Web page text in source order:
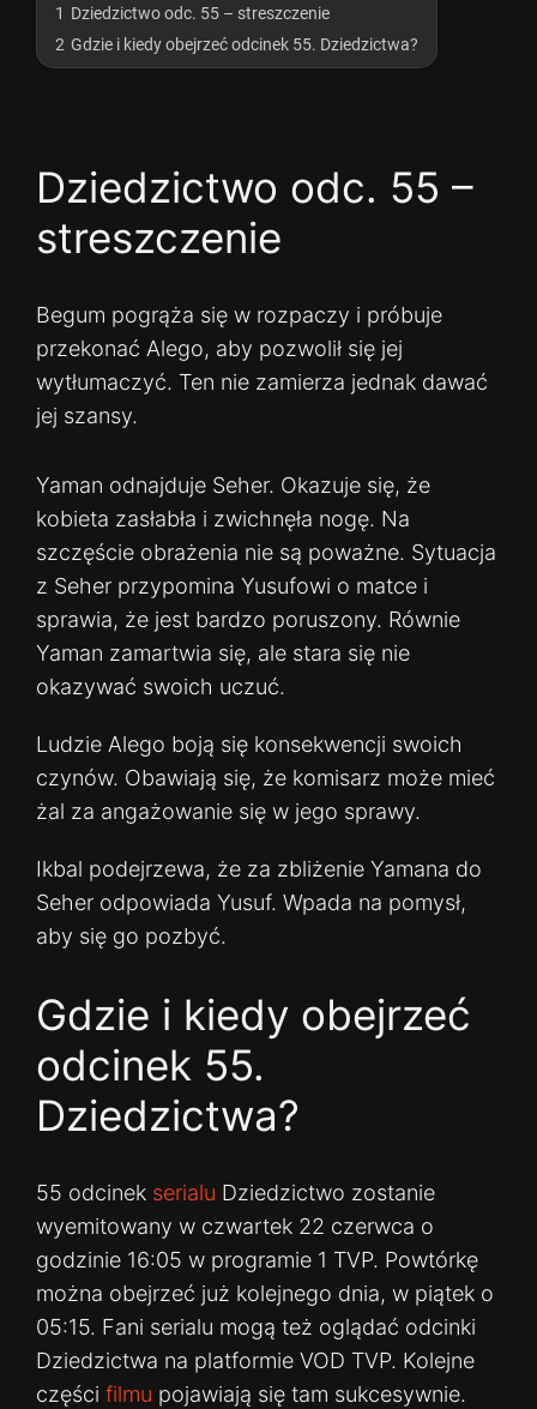
1 Dziedzictwo odc. 55 – streszczenie
2 Gdzie i kiedy obejrzeć odcinek 55. Dziedzictwa?
Dziedzictwo odc. 55 –
streszczenie
Begum pogrąża się w rozpaczy i próbuje
przekonać Alego, aby pozwolił się jej
wytłumaczyć. Ten nie zamierza jednak dawać
jej szansy.
Yaman odnajduje Seher. Okazuje się, że
kobieta zasłabła i zwichnęła nogę. Na
szczęście obrażenia nie są poważne. Sytuacja
z Seher przypomina Yusufowi o matce i
sprawia, że jest bardzo poruszony. Równie
Yaman zamartwia się, ale stara się nie
okazywać swoich uczuć.
Ludzie Alego boją się konsekwencji swoich
czynów. Obawiają się, że komisarz może mieć
żal za angażowanie się w jego sprawy.
Ikbal podejrzewa, że za zbliżenie Yamana do
Seher odpowiada Yusuf. Wpada na pomysł,
aby się go pozbyć.
Gdzie i kiedy obejrzeć
odcinek 55.
Dziedzictwa?
55 odcinek serialu Dziedzictwo zostanie
wyemitowany w czwartek 22 czerwca o
godzinie 16:05 w programie 1 TVP. Powtórkę
można obejrzeć już kolejnego dnia, w piątek o
05:15. Fani serialu mogą też oglądać odcinki
Dziedzictwa na platformie VOD TVP. Kolejne
części filmu pojawiają się tam sukcesywnie.